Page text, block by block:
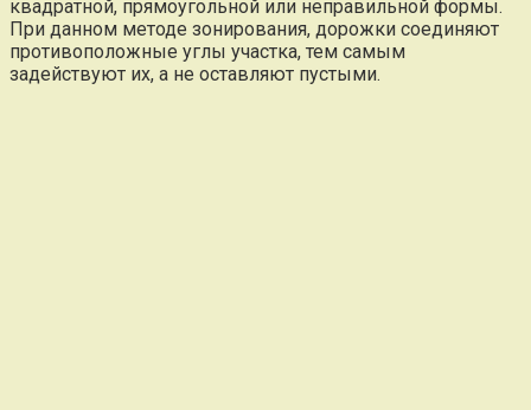
квадратной, прямоугольной или неправильной формы.
При данном методе зонирования, дорожки соединяют
противоположные углы участка, тем самым
задействуют их, а не оставляют пустыми.